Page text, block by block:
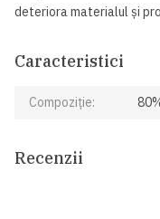
deteriora materialul și
Caracteristici
Compoziție:
Recenzii